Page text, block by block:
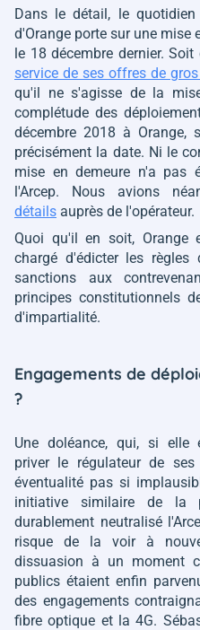
Dans le détail, le
d'Orange porte sur une mise
le 18 décembre dernier.
service de ses offres de
qu'il ne s'agisse de la
complétude des
décembre 2018 à Orange,
précisément la date. Ni le
mise en demeure n'a pas
l'Arcep. Nous avions
détails auprès de l'opérateur.
Quoi qu'il en soit,
chargé d'édicter les
sanctions aux
principes constitutionnels
d'impartialité.
Engagements de
?
Une doléance, qui, si elle
priver le régulateur de
éventualité pas si
initiative similaire de la
durablement neutralisé
risque de la voir à
dissuasion à un moment
publics étaient enfin
des engagements
fibre optique et la 4G.